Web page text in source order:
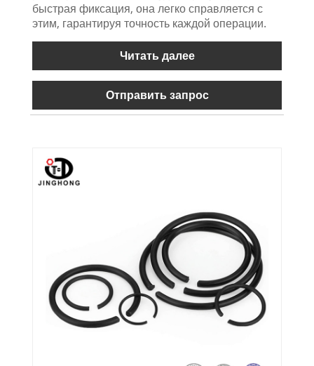
быстрая фиксация, она легко справляется с
этим, гарантируя точность каждой операции.
Читать далее
Отправить запрос